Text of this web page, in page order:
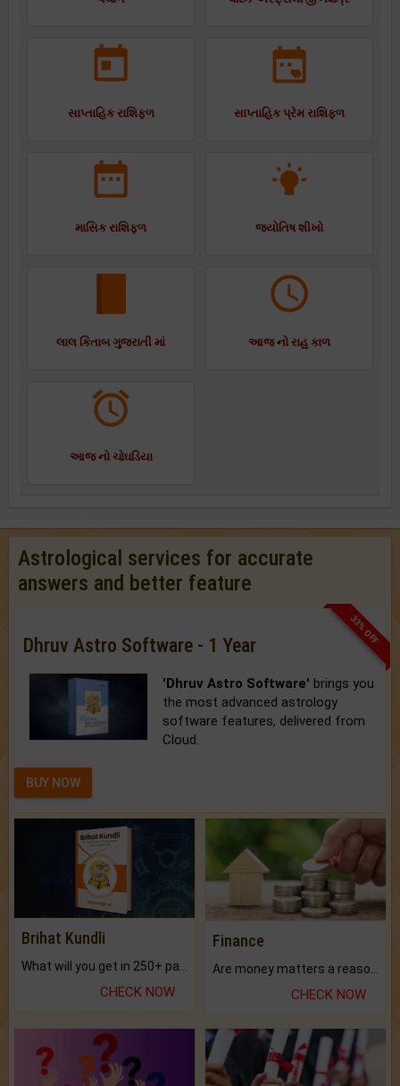
સાપ્તાહિક રાશિફળ સાપ્તાહિક પ્રેમ રાશિફળ
માસિક રાશિફળ જ્યોતિષ શીખો
લાલ કિતાબ ગુજરાતી માં આજ નો રાહુ કાળ
આજ નો ચોઘડિયા
Astrological services for accurate
answers and better feature
33% OFF
Dhruv Astro Software - 1 Year
'Dhruv Astro Software' brings you
the most advanced astrology
software features, delivered from
Cloud.
BUY NOW
Brihat Kundli
CHECK NOW
Finance
CHECK NOW